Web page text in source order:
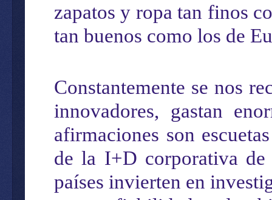
zapatos y ropa tan finos
tan buenos como los de
Constantemente se nos
innovadores, gastan
afirmaciones son escuetas
de la I+D corporativa de
países invierten en